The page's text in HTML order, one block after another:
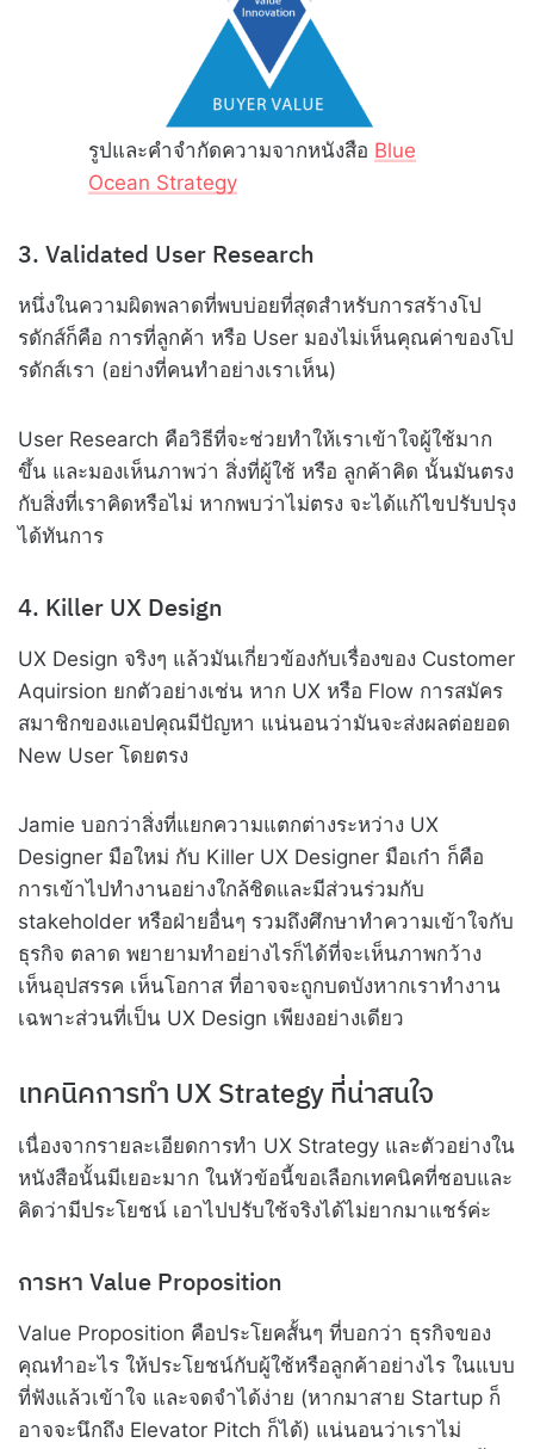
รูปและคำจำกัดความจากหนังสือ Blue
Ocean Strategy
3. Validated User Research
หนึ่งในความผิดพลาดที่พบบ่อยที่สุดสำหรับการสร้างโป
รดักส์ก็คือ การที่ลูกค้า หรือ User มองไม่เห็นคุณค่าของโป
รดักส์เรา (อย่างที่คนทำอย่างเราเห็น)
User Research คือวิธีที่จะช่วยทำให้เราเข้าใจผู้ใช้มาก
ขึ้น และมองเห็นภาพว่า สิ่งที่ผู้ใช้ หรือ ลูกค้าคิด นั้นมันตรง
กับสิ่งที่เราคิดหรือไม่ หากพบว่าไม่ตรง จะได้แก้ไขปรับปรุง
ได้ทันการ
4. Killer UX Design
UX Design จริงๆ แล้วมันเกี่ยวข้องกับเรื่องของ Customer
Aquirsion ยกตัวอย่างเช่น หาก UX หรือ Flow การสมัคร
สมาชิกของแอปคุณมีปัญหา แน่นอนว่ามันจะส่งผลต่อยอด
New User โดยตรง
Jamie บอกว่าสิ่งที่แยกความแตกต่างระหว่าง UX
Designer มือใหม่ กับ Killer UX Designer มือเก๋า ก็คือ
การเข้าไปทำงานอย่างใกล้ชิดและมีส่วนร่วมกับ
stakeholder หรือฝ่ายอื่นๆ รวมถึงศึกษาทำความเข้าใจกับ
ธุรกิจ ตลาด พยายามทำอย่างไรก็ได้ที่จะเห็นภาพกว้าง
เห็นอุปสรรค เห็นโอกาส ที่อาจจะถูกบดบังหากเราทำงาน
เฉพาะส่วนที่เป็น UX Design เพียงอย่างเดียว
เทคนิคการทำ UX Strategy ที่น่าสนใจ
เนื่องจากรายละเอียดการทำ UX Strategy และตัวอย่างใน
หนังสือนั้นมีเยอะมาก ในหัวข้อนี้ขอเลือกเทคนิคที่ชอบและ
คิดว่ามีประโยชน์ เอาไปปรับใช้จริงได้ไม่ยากมาแชร์ค่ะ
การหา Value Proposition
Value Proposition คือประโยคสั้นๆ ที่บอกว่า ธุรกิจของ
คุณทำอะไร ให้ประโยชน์กับผู้ใช้หรือลูกค้าอย่างไร ในแบบ
ที่ฟังแล้วเข้าใจ และจดจำได้ง่าย (หากมาสาย Startup ก็
อาจจะนึกถึง Elevator Pitch ก็ได้) แน่นอนว่าเราไม่